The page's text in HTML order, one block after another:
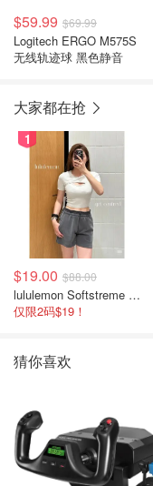
$59.99 $69.99
Logitech ERGO M575S
无线轨迹球 黑色静音
大家都在抢
1
$19.00 $88.00
lululemon Softstreme 女士高腰短裤 10cm
仅限2码$19！
猜你喜欢